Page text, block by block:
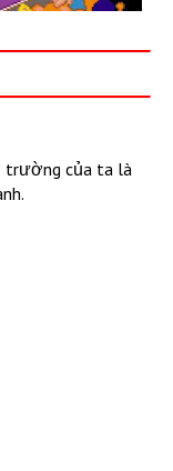
trường của ta là